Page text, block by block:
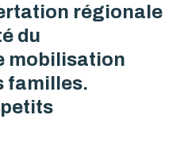
régionale
du
mobilisation
familles.